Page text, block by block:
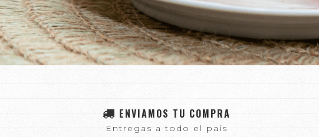
ENVIAMOS TU COMPRA
Entregas a todo el país